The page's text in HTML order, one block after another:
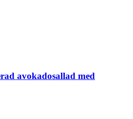
avokadosallad med